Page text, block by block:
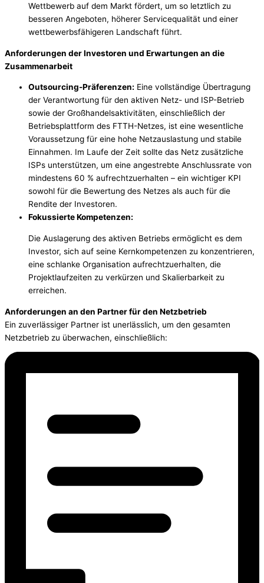
Wettbewerb auf dem Markt fördert, um so letztlich zu
besseren Angeboten, höherer Servicequalität und einer
wettbewerbsfähigeren Landschaft führt.
Anforderungen der Investoren und Erwartungen an die
Zusammenarbeit
Outsourcing-Präferenzen: Eine vollständige Übertragung
der Verantwortung für den aktiven Netz- und ISP-Betrieb
sowie der Großhandelsaktivitäten, einschließlich der
Betriebsplattform des FTTH-Netzes, ist eine wesentliche
Voraussetzung für eine hohe Netzauslastung und stabile
Einnahmen. Im Laufe der Zeit sollte das Netz zusätzliche
ISPs unterstützen, um eine angestrebte Anschlussrate von
mindestens 60 % aufrechtzuerhalten – ein wichtiger KPI
sowohl für die Bewertung des Netzes als auch für die
Rendite der Investoren.
Fokussierte Kompetenzen:
Die Auslagerung des aktiven Betriebs ermöglicht es dem
Investor, sich auf seine Kernkompetenzen zu konzentrieren,
eine schlanke Organisation aufrechtzuerhalten, die
Projektlaufzeiten zu verkürzen und Skalierbarkeit zu
erreichen.
Anforderungen an den Partner für den Netzbetrieb
Ein zuverlässiger Partner ist unerlässlich, um den gesamten
Netzbetrieb zu überwachen, einschließlich: